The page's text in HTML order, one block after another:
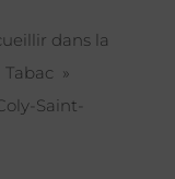
dans la
Tabac »
Saint-